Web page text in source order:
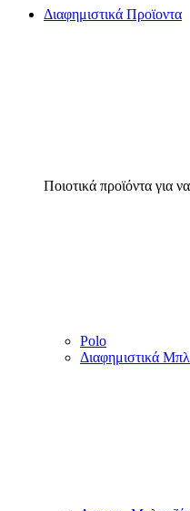
Διαφημιστικά Προϊοντα
Ποιοτικά προϊόντα για
Polo
Διαφημιστικά